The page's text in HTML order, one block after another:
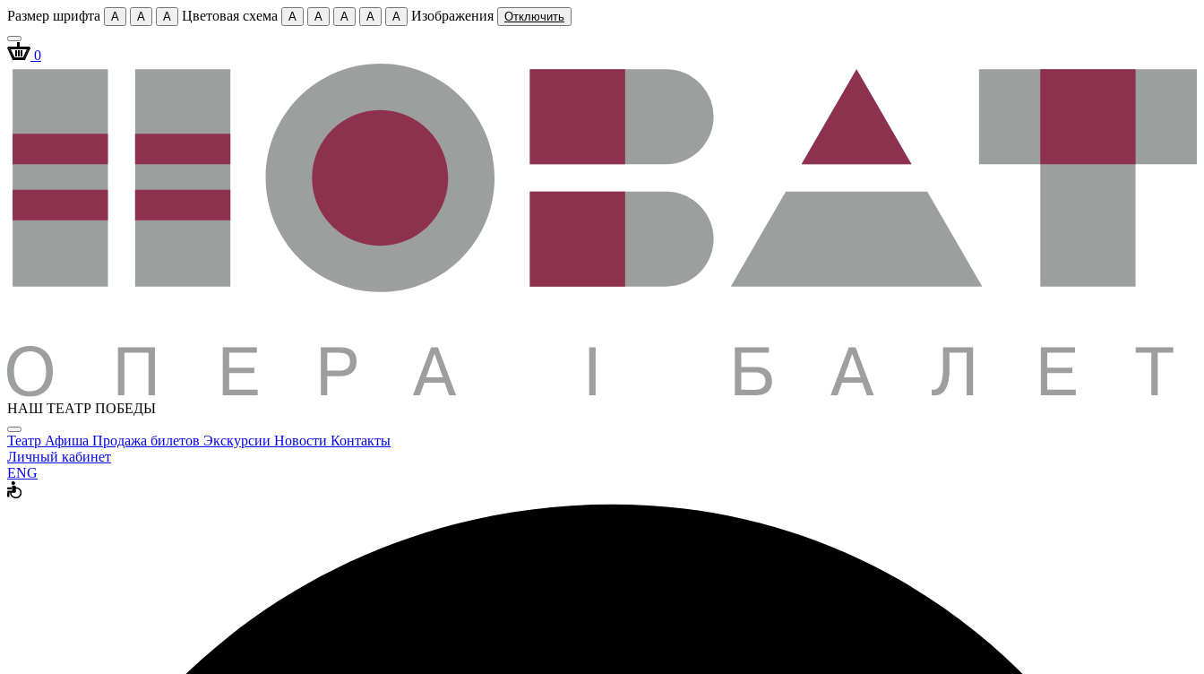
Размер шрифта A A A Цветовая схема A A A A A Изображения Отключить
0
НАШ ТЕАТР ПОБЕДЫ
Театр Афиша Продажа билетов Экскурсии Новости Контакты
Личный кабинет
ENG